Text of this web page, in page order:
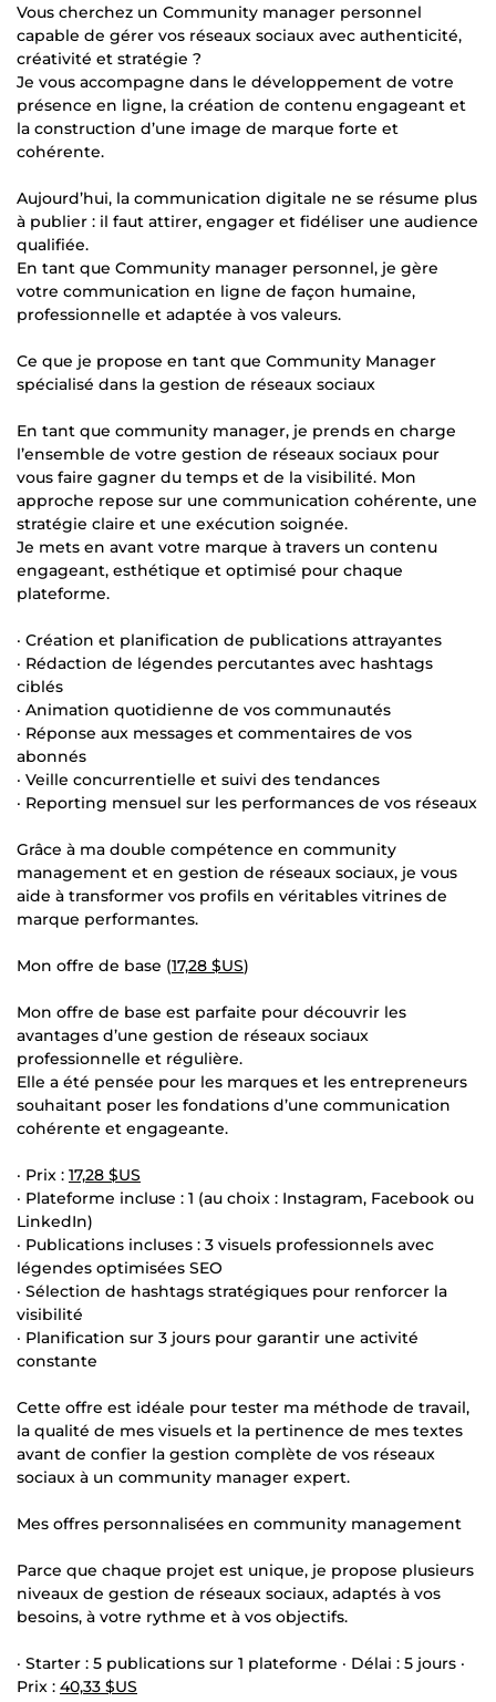
Vous cherchez un Community manager personnel
capable de gérer vos réseaux sociaux avec authenticité,
créativité et stratégie ?
Je vous accompagne dans le développement de votre
présence en ligne, la création de contenu engageant et
la construction d’une image de marque forte et
cohérente.
Aujourd’hui, la communication digitale ne se résume plus
à publier : il faut attirer, engager et fidéliser une audience
qualifiée.
En tant que Community manager personnel, je gère
votre communication en ligne de façon humaine,
professionnelle et adaptée à vos valeurs.
Ce que je propose en tant que Community Manager
spécialisé dans la gestion de réseaux sociaux
En tant que community manager, je prends en charge
l’ensemble de votre gestion de réseaux sociaux pour
vous faire gagner du temps et de la visibilité. Mon
approche repose sur une communication cohérente, une
stratégie claire et une exécution soignée.
Je mets en avant votre marque à travers un contenu
engageant, esthétique et optimisé pour chaque
plateforme.
· Création et planification de publications attrayantes
· Rédaction de légendes percutantes avec hashtags
ciblés
· Animation quotidienne de vos communautés
· Réponse aux messages et commentaires de vos
abonnés
· Veille concurrentielle et suivi des tendances
· Reporting mensuel sur les performances de vos réseaux
Grâce à ma double compétence en community
management et en gestion de réseaux sociaux, je vous
aide à transformer vos profils en véritables vitrines de
marque performantes.
Mon offre de base (17,28 $US)
Mon offre de base est parfaite pour découvrir les
avantages d’une gestion de réseaux sociaux
professionnelle et régulière.
Elle a été pensée pour les marques et les entrepreneurs
souhaitant poser les fondations d’une communication
cohérente et engageante.
· Prix : 17,28 $US
· Plateforme incluse : 1 (au choix : Instagram, Facebook ou
LinkedIn)
· Publications incluses : 3 visuels professionnels avec
légendes optimisées SEO
· Sélection de hashtags stratégiques pour renforcer la
visibilité
· Planification sur 3 jours pour garantir une activité
constante
Cette offre est idéale pour tester ma méthode de travail,
la qualité de mes visuels et la pertinence de mes textes
avant de confier la gestion complète de vos réseaux
sociaux à un community manager expert.
Mes offres personnalisées en community management
Parce que chaque projet est unique, je propose plusieurs
niveaux de gestion de réseaux sociaux, adaptés à vos
besoins, à votre rythme et à vos objectifs.
· Starter : 5 publications sur 1 plateforme · Délai : 5 jours ·
Prix : 40,33 $US